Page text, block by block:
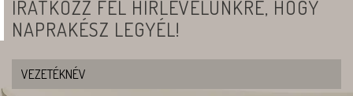
IRATKOZZ FEL HÍRLEVELÜNKRE, HOGY
NAPRAKÉSZ LEGYÉL!